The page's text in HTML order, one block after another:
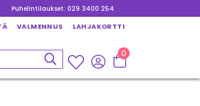
Puhelintilaukset: 029 3400 254
VALMENNUS LAHJAKORTTI
0